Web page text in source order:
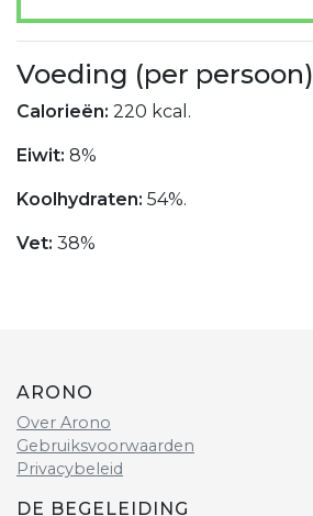
Voeding (per persoon)
Calorieën: 220 kcal.
Eiwit: 8%
Koolhydraten: 54%.
Vet: 38%
ARONO
Over Arono
Gebruiksvoorwaarden
Privacybeleid
DE BEGELEIDING